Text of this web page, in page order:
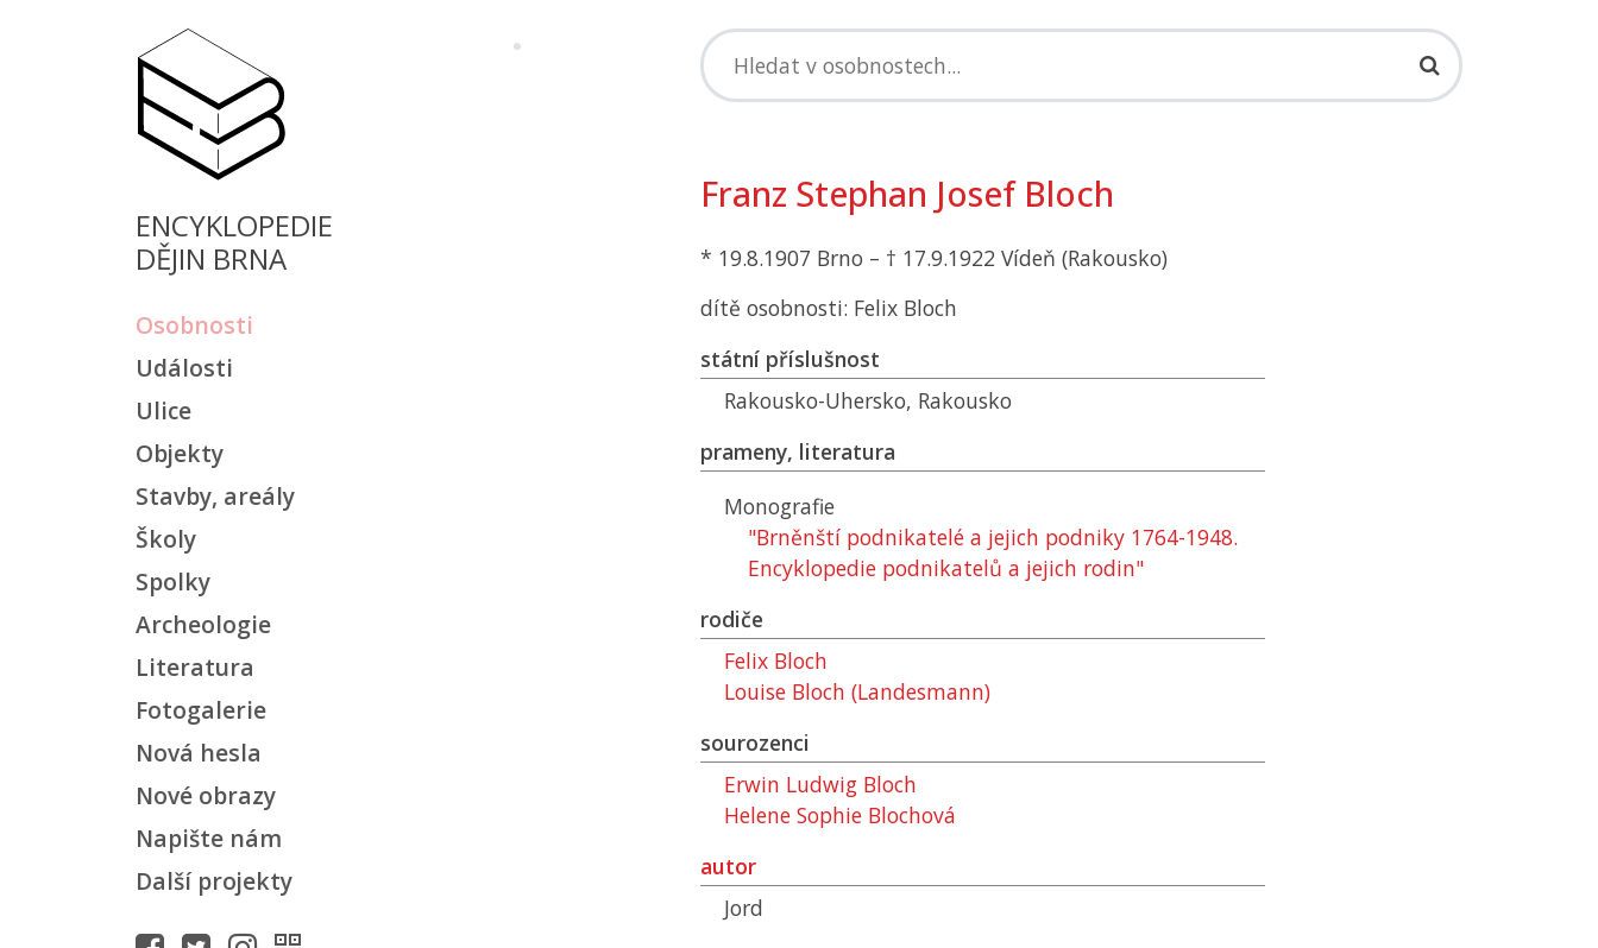
ENCYKLOPEDIE
DĚJIN BRNA
Osobnosti
Události
Ulice
Objekty
Stavby, areály
Školy
Spolky
Archeologie
Literatura
Fotogalerie
Nová hesla
Nové obrazy
Napište nám
Další projekty
Franz Stephan Josef Bloch
* 19.8.1907 Brno – † 17.9.1922 Vídeň (Rakousko)
dítě osobnosti: Felix Bloch
státní příslušnost
Rakousko-Uhersko, Rakousko
prameny, literatura
Monografie
"Brněnští podnikatelé a jejich podniky 1764-1948.
Encyklopedie podnikatelů a jejich rodin"
rodiče
Felix Bloch
Louise Bloch (Landesmann)
sourozenci
Erwin Ludwig Bloch
Helene Sophie Blochová
autor
Jord